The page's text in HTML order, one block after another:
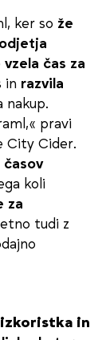
ker so že
vzela čas za
in razvila
nakup.
pravi
City Cider.
koli
za
tudi z
in